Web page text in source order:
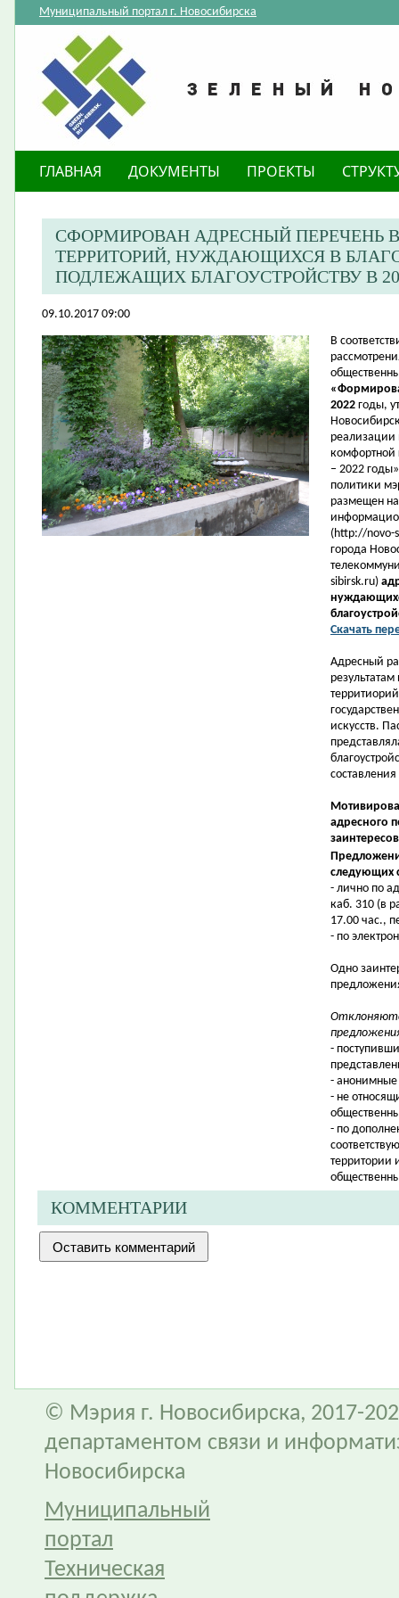
Муниципальный портал г. Новосибирска
ГЛАВНАЯ ДОКУМЕНТЫ ПРОЕКТЫ
СФОРМИРОВАН АДРЕСНЫЙ ПЕРЕЧЕНЬ
ТЕРРИТОРИЙ, НУЖДАЮЩИХСЯ В
ПОДЛЕЖАЩИХ БЛАГОУСТРОЙСТВУ В
09.10.2017 09:00
В
2022 годы,
реализации
комфортной
– 2022
политики
размещен
(http://novo-
города
sibirsk.ru)
Скачать
Адресный
искусств.
адресного
следующих
- лично по
каб. 310 (в
17.00 час.,
- по
Одно
-
-
- не
- по
территории
КОММЕНТАРИИ
© Мэрия г. Новосибирска, 2017-
департаментом связи и
Новосибирска
Муниципальный
портал
Техническая